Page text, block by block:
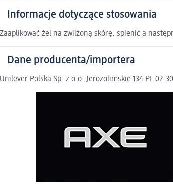
Informacje dotyczące stosowania
Zaaplikować żel na zwilżoną skórę, spienić a
Dane producenta/importera
Unilever Polska Sp. z o.o. Jerozolimskie 134 PL-02-